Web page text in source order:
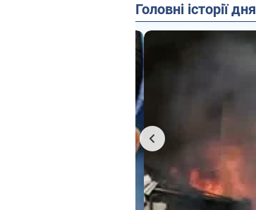
Головні історії дня